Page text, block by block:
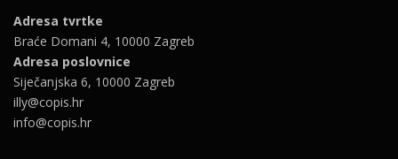
Adresa tvrtke
Braće Domani 4, 10000 Zagreb
Adresa poslovnice
Siječanjska 6, 10000 Zagreb
illy@copis.hr
info@copis.hr